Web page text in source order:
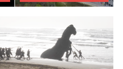
COMENTARIOS DESACTIVADOS